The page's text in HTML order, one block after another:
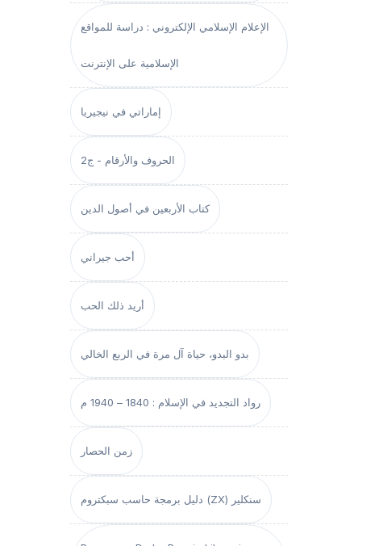
الإعلام الإسلامي الإلكتروني : دراسة للمواقع
الإسلامية على الإنترنت
إماراتي في نيجيريا
الحروف والأرقام - ج2
كتاب الأربعين في أصول الدين
أحب جيراني
أريد ذلك الحب
بدو البدو، حياة آل مرة في الربع الخالي
رواد التجديد في الإسلام : 1840 – 1940 م
زمن الحصار
دليل برمجة حاسب سبكتروم (ZX) سنكلير